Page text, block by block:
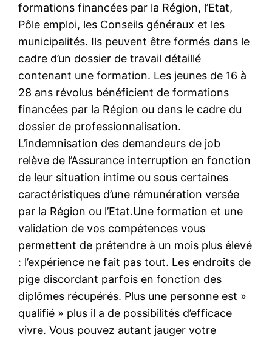
formations financées par la Région, l’Etat,
Pôle emploi, les Conseils généraux et les
municipalités. Ils peuvent être formés dans le
cadre d’un dossier de travail détaillé
contenant une formation. Les jeunes de 16 à
28 ans révolus bénéficient de formations
financées par la Région ou dans le cadre du
dossier de professionnalisation.
L’indemnisation des demandeurs de job
relève de l’Assurance interruption en fonction
de leur situation intime ou sous certaines
caractéristiques d’une rémunération versée
par la Région ou l’Etat.Une formation et une
validation de vos compétences vous
permettent de prétendre à un mois plus élevé
: l’expérience ne fait pas tout. Les endroits de
pige discordant parfois en fonction des
diplômes récupérés. Plus une personne est »
qualifié » plus il a de possibilités d’efficace
vivre. Vous pouvez autant jauger votre